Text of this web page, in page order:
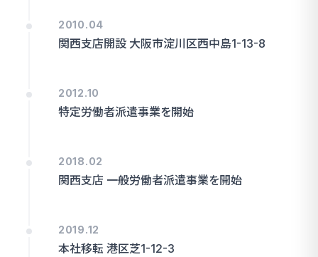
2010.04
関西支店開設 大阪市淀川区西中島1-13-8
2012.10
特定労働者派遣事業を開始
2018.02
関西支店 一般労働者派遣事業を開始
2019.12
本社移転 港区芝1-12-3